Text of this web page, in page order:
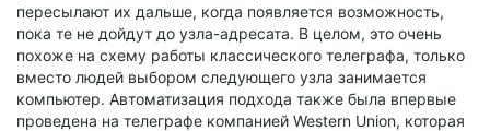
пересылают их дальше, когда появляется возможность,
пока те не дойдут до узла-адресата. В целом, это очень
похоже на схему работы классического телеграфа, только
вместо людей выбором следующего узла занимается
компьютер. Автоматизация подхода также была впервые
проведена на телеграфе компанией Western Union, которая